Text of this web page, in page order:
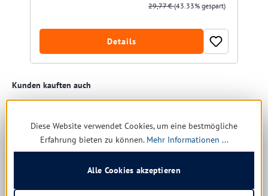
29,77 €(43.33% gespart)
Details
Produktgalerie überspringen
Kunden kauften auch
Diese Website verwendet Cookies, um eine bestmögliche
Erfahrung bieten zu können. Mehr Informationen ...
Alle Cookies akzeptieren